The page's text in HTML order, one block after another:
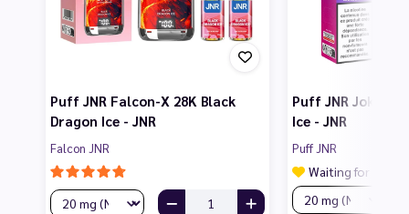
Puff JNR Falcon-X 28K Black
Dragon Ice - JNR
Falcon JNR
Puff JNR Joker
Ice - JNR
Puff JNR
Waiting for your